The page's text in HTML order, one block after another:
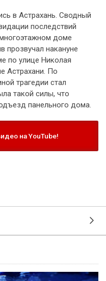
в Астрахань. Сводный
последствий
доме
прозвучал накануне
по улице Николая
Астрахани. По
трагедии стал
такой силы, что
панельного дома.
на YouTube!
Количество
на территории
почти на 4%.